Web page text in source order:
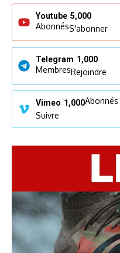
Youtube 5,000
AbonnésS'abonner
Telegram 1,000
MembresRejoindre
Vimeo 1,000Abonnés
Suivre